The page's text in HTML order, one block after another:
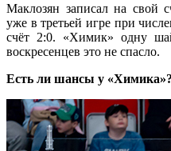
Маклозян записал на свой
уже в третьей игре при
счёт 2:0. «Химик» одну
воскресенцев это не спасло.
Есть ли шансы у «Химика»?